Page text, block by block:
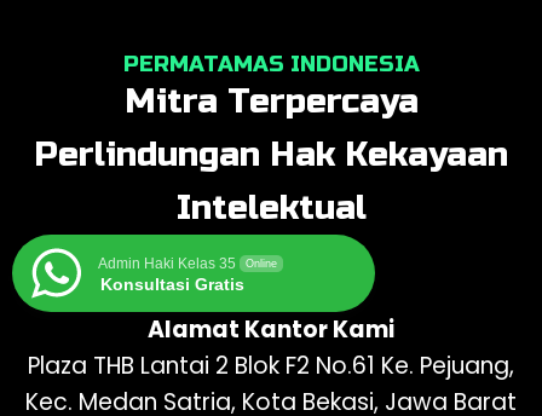
PERMATAMAS INDONESIA
Mitra Terpercaya
Perlindungan Hak Kekayaan
Intelektual
Admin Haki Kelas 35 Online
Konsultasi Gratis
Alamat Kantor Kami
Plaza THB Lantai 2 Blok F2 No.61 Ke. Pejuang,
Kec. Medan Satria, Kota Bekasi, Jawa Barat